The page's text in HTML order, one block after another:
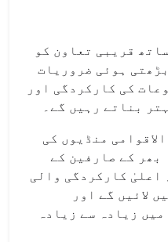
قریبی تعاون کو
ہوئی ضروریات
کی کارکردگی اور
بناتے رہیں گے۔
منڈیوں کی
بھر کے صارفین کے
اعلیٰ کارکردگی والی
لائیں گے اور
زیادہ سے زیادہ